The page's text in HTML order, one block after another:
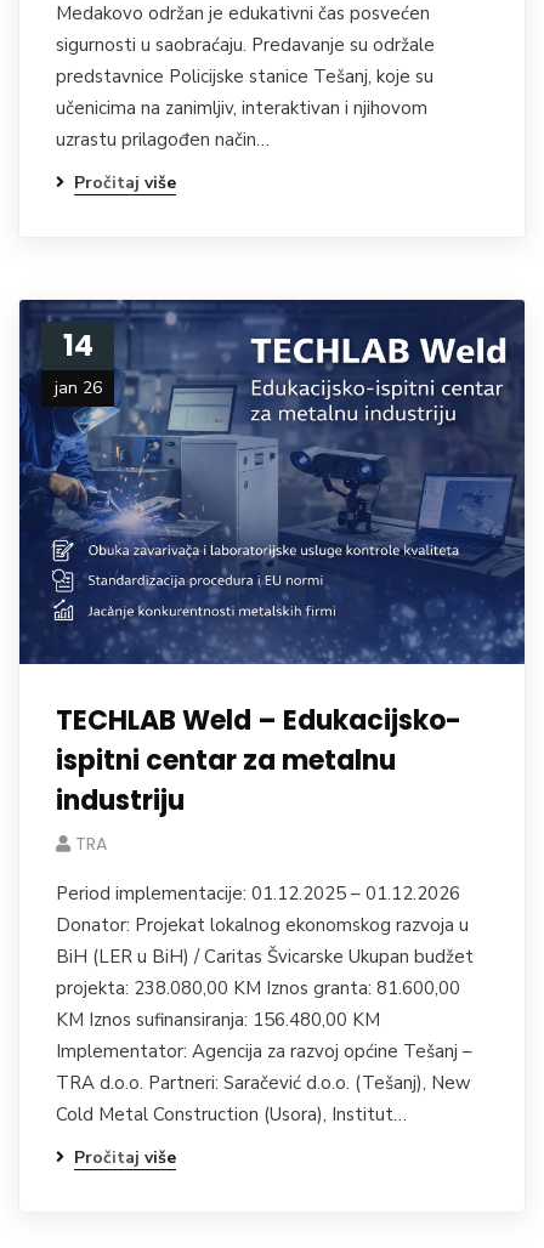
Medakovo održan je edukativni čas posvećen
sigurnosti u saobraćaju. Predavanje su održale
predstavnice Policijske stanice Tešanj, koje su
učenicima na zanimljiv, interaktivan i njihovom
uzrastu prilagođen način…
Pročitaj više
14
jan 26
TECHLAB Weld – Edukacijsko-
ispitni centar za metalnu
industriju
TRA
Period implementacije: 01.12.2025 – 01.12.2026
Donator: Projekat lokalnog ekonomskog razvoja u
BiH (LER u BiH) / Caritas Švicarske Ukupan budžet
projekta: 238.080,00 KM Iznos granta: 81.600,00
KM Iznos sufinansiranja: 156.480,00 KM
Implementator: Agencija za razvoj općine Tešanj –
TRA d.o.o. Partneri: Saračević d.o.o. (Tešanj), New
Cold Metal Construction (Usora), Institut…
Pročitaj više